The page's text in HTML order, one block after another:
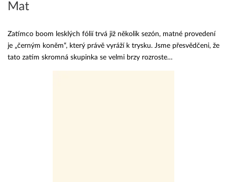
Mat
Zatímco boom lesklých fólií trvá již několik sezón, matné provedení
je „černým koněm“, který právě vyráží k trysku. Jsme přesvědčeni, že
tato zatím skromná skupinka se velmi brzy rozroste…